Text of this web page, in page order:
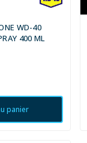
WD-40
400 ML
panier